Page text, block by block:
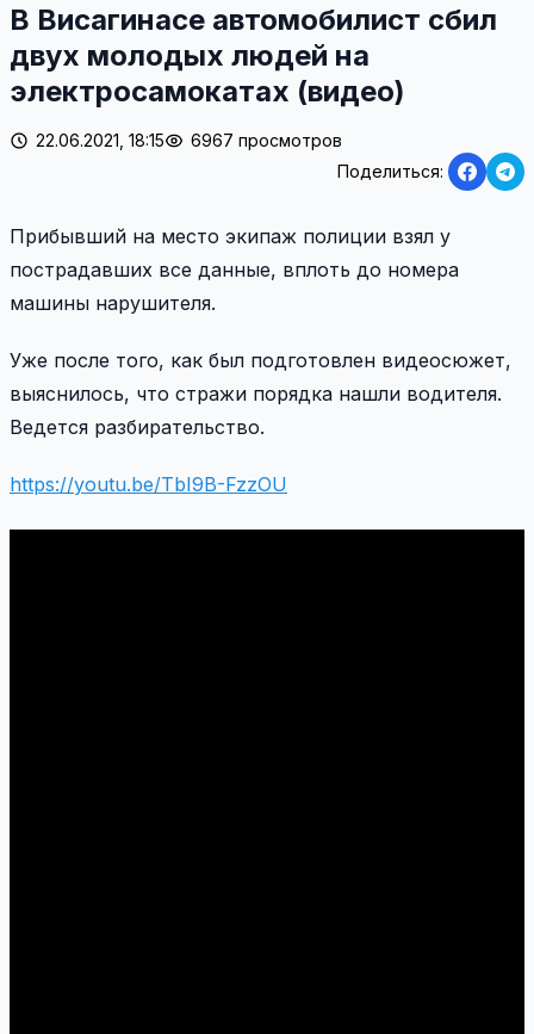
В Висагинасе автомобилист сбил
двух молодых людей на
электросамокатах (видео)
22.06.2021, 18:15
6967 просмотров
Поделиться:
Прибывший на место экипаж полиции взял у
пострадавших все данные, вплоть до номера
машины нарушителя.
Уже после того, как был подготовлен видеосюжет,
выяснилось, что стражи порядка нашли водителя.
Ведется разбирательство.
https://youtu.be/TbI9B-FzzOU